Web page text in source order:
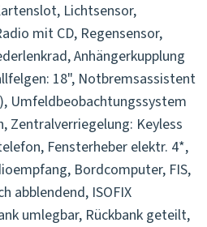
Lichtsensor,
mit CD, Regensensor,
Anhängerkupplung
18", Notbremsassistent
Umfeldbeobachtungssystem
Zentralverriegelung: Keyless
Fensterheber elektr. 4*,
Bordcomputer, FIS,
abblendend, ISOFIX
umlegbar, Rückbank geteilt,